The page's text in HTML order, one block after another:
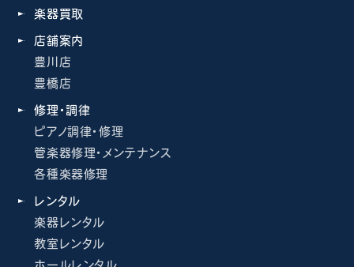
楽器買取
店舗案内
豊川店
豊橋店
修理・調律
ピアノ調律・修理
管楽器修理・メンテナンス
各種楽器修理
レンタル
楽器レンタル
教室レンタル
ホールレンタル